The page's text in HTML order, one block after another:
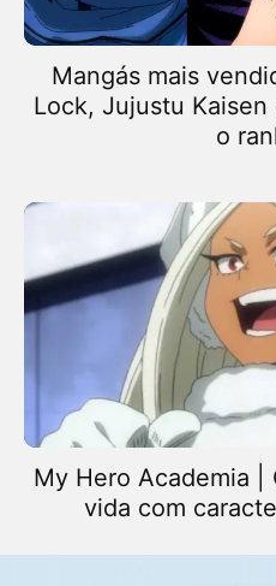
Mangás mais
Lock, Jujustu
o
My Hero Academia |
vida com